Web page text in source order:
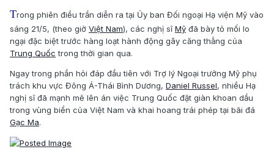
Trong phiên điều trần diễn ra tại Ủy ban Đối ngoại Hạ viện Mỹ vào
sáng 21/5, (theo giờ Việt Nam), các nghị sĩMỹ đã bày tỏ mối lo
ngại đặc biệt trước hàng loạt hành động gây căng thẳng của
Trung Quốc trong thời gian qua.
Ngay trong phần hỏi đáp đầu tiên với Trợ lý Ngoại trưởng Mỹ phụ
trách khu vực Đông Á-Thái Bình Dương, Daniel Russel, nhiều Hạ
nghị sĩ đã mạnh mẽ lên án việc Trung Quốc đặt giàn khoan dầu
trong vùng biển của Việt Nam và khai hoang trái phép tại bãi đá
Gạc Ma.